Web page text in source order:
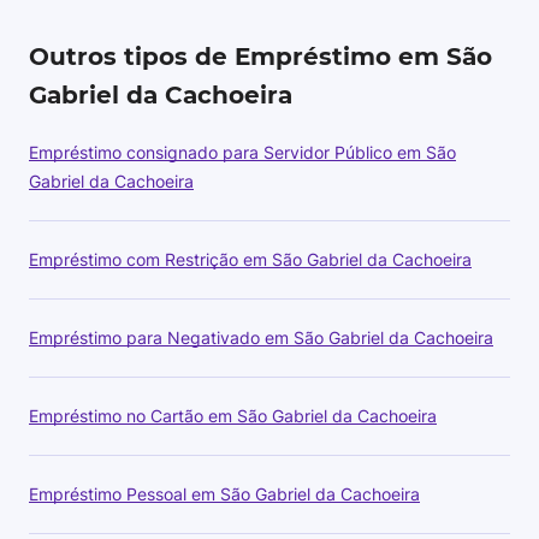
Outros tipos de Empréstimo em São
Gabriel da Cachoeira
Empréstimo consignado para Servidor Público em São
Gabriel da Cachoeira
Empréstimo com Restrição em São Gabriel da Cachoeira
Empréstimo para Negativado em São Gabriel da Cachoeira
Empréstimo no Cartão em São Gabriel da Cachoeira
Empréstimo Pessoal em São Gabriel da Cachoeira